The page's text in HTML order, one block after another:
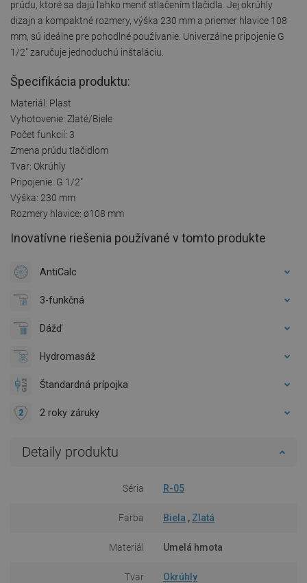
prúdu, ktoré sa dajú ľahko meniť stlačením tlačidla. Jej okrúhly
dizajn a kompaktné rozmery, výška 230 mm a priemer hlavice 108
mm, sú ideálne pre pohodlné používanie. Univerzálne pripojenie G
1/2" zaručuje jednoduchú inštaláciu.
Špecifikácia produktu:
Materiál: Plast
Vyhotovenie: Zlaté/Biele
Počet funkcií: 3
Zmena prúdu tlačidlom
Tvar: Okrúhly
Pripojenie: G 1/2"
Výška: 230 mm
Rozmery hlavice: ø108 mm
Inovatívne riešenia používané v tomto produkte
AntiCalc
3-funkčná
Dážď
Hydromasáž
Štandardná prípojka
2 roky záruky
Detaily produktu
Séria R-05
Farba Biela , Zlatá
Materiál Umelá hmota
Tvar Okrúhly